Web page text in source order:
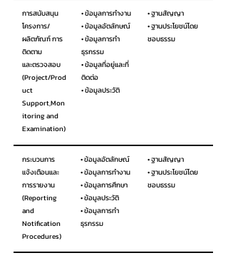
การสนับสนุน
โครงการ/
ผลิตภัณฑ์ การ
ติดตาม
และตรวจสอบ
(Project/Prod
uct
Support,Mon
itoring and
Examination)
• ข้อมูลการทำงาน
• ข้อมูลอัตลักษณ์
• ข้อมูลการทำ
ธุรกรรม
• ข้อมูลที่อยู่และที่
ติดต่อ
• ข้อมูลประวัติ
• ฐานสัญญา
• ฐานประโยชน์โดย
ชอบธรรม
กระบวนการ
แจ้งเตือนและ
การรายงาน
(Reporting
and
Notification
Procedures)
• ข้อมูลอัตลักษณ์
• ข้อมูลการทำงาน
• ข้อมูลการศึกษา
• ข้อมูลประวัติ
• ข้อมูลการทำ
ธุรกรรม
• ฐานสัญญา
• ฐานประโยชน์โดย
ชอบธรรม